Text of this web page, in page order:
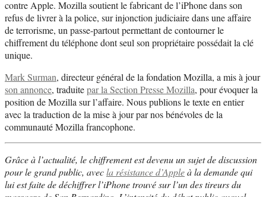
contre Apple. Mozilla soutient le fabricant de l’iPhone dans son
refus de livrer à la police, sur injonction judiciaire dans une affaire
de terrorisme, un passe-partout permettant de contourner le
chiffrement du téléphone dont seul son propriétaire possédait la clé
unique.
Mark Surman, directeur général de la fondation Mozilla, a mis à jour
son annonce, traduitepar la Section Presse Mozilla, pour évoquer la
position de Mozilla sur l’affaire. Nous publions le texte en entier
avec la traduction de la mise à jour par nos bénévoles de la
communauté Mozilla francophone.
Grâce à l’actualité, le chiffrement est devenu un sujet de discussion
pour le grand public, avecla résistance d’Appleà la demande qui
lui est faite de déchiffrer l’iPhone trouvé sur l’un des tireurs du